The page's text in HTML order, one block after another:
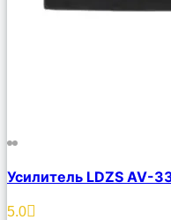
Описание
Избранное
Усилитель LDZS AV-
5.0